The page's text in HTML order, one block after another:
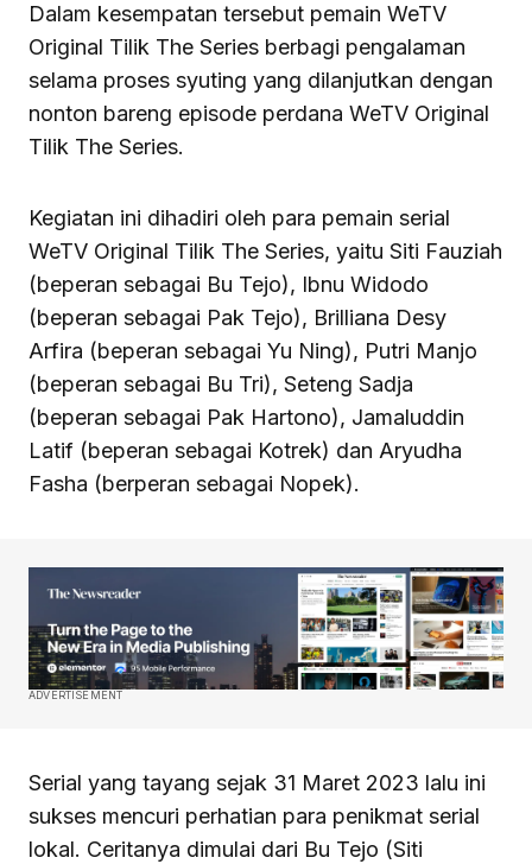
Dalam kesempatan tersebut pemain WeTV
Original Tilik The Series berbagi pengalaman
selama proses syuting yang dilanjutkan dengan
nonton bareng episode perdana WeTV Original
Tilik The Series.
Kegiatan ini dihadiri oleh para pemain serial
WeTV Original Tilik The Series, yaitu Siti Fauziah
(beperan sebagai Bu Tejo), Ibnu Widodo
(beperan sebagai Pak Tejo), Brilliana Desy
Arfira (beperan sebagai Yu Ning), Putri Manjo
(beperan sebagai Bu Tri), Seteng Sadja
(beperan sebagai Pak Hartono), Jamaluddin
Latif (beperan sebagai Kotrek) dan Aryudha
Fasha (berperan sebagai Nopek).
ADVERTISEMENT
Serial yang tayang sejak 31 Maret 2023 lalu ini
sukses mencuri perhatian para penikmat serial
lokal. Ceritanya dimulai dari Bu Tejo (Siti